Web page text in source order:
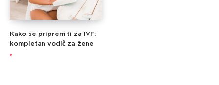
Kako se pripremiti za IVF:
kompletan vodič za žene